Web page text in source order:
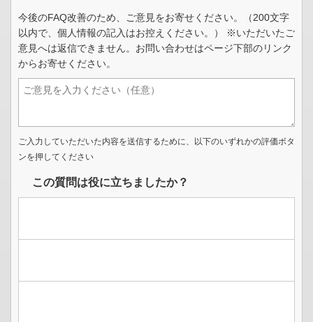
今後のFAQ改善のため、ご意見をお寄せください。（200文字
以内で、個人情報の記入はお控えください。） ※いただいたご
意見へは返信できません。お問い合わせはページ下部のリンク
からお寄せください。
ご入力していただいた内容を送信するために、以下のいずれかの評価ボタ
ンを押してください
この質問は役に立ちましたか？